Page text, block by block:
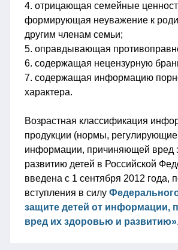
4. отрицающая семейные
формирующая неуважение к
другим членам семьи;
5. оправдывающая
6. содержащая нецензурную
7. содержащая информацию
характера.
Возрастная классификация
продукции (нормы, регулирующие
информации, причиняющей вред
развитию детей в Российской
введена с 1 сентября 2012 года,
вступления в силу
защите детей от информации,
вред их здоровью и развитию».